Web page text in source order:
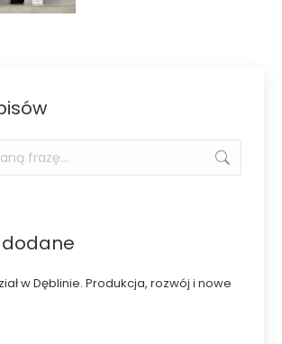
w Dęblinie. Produkcja, rozwój i nowe